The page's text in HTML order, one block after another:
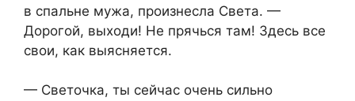
в спальне мужа, произнесла Света. —
Дорогой, выходи! Не прячься там! Здесь все
свои, как выясняется.
— Светочка, ты сейчас очень сильно